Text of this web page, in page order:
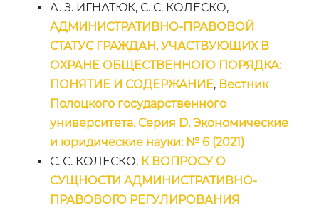
А. З. ИГНАТЮК, С. С. КОЛЁСКО,
АДМИНИСТРАТИВНО-ПРАВОВОЙ
СТАТУС ГРАЖДАН, УЧАСТВУЮЩИХ В
ОХРАНЕ ОБЩЕСТВЕННОГО ПОРЯДКА:
ПОНЯТИЕ И СОДЕРЖАНИЕ, Вестник
Полоцкого государственного
университета. Серия D. Экономические
и юридические науки: № 6 (2021)
С. С. КОЛЁСКО, К ВОПРОСУ О
СУЩНОСТИ АДМИНИСТРАТИВНО-
ПРАВОВОГО РЕГУЛИРОВАНИЯ